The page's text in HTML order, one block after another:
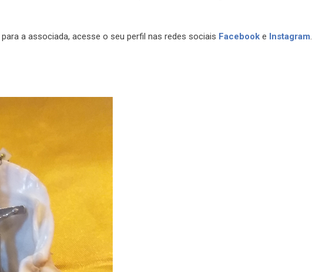
a associada, acesse o seu perfil nas redes sociais Facebook e Instagram.